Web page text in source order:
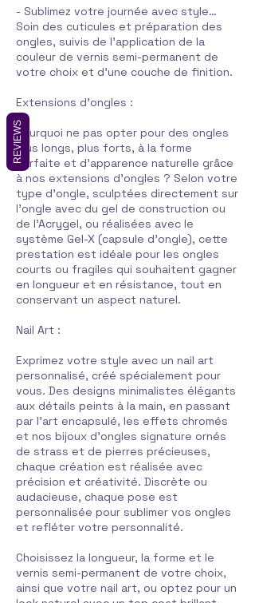
- Sublimez votre journée avec style…
Soin des cuticules et préparation des
ongles, suivis de l'application de la
couleur de vernis semi-permanent de
votre choix et d'une couche de finition.
Extensions d'ongles :
Pourquoi ne pas opter pour des ongles
plus longs, plus forts, à la forme
parfaite et d'apparence naturelle grâce
à nos extensions d'ongles ? Selon votre
type d'ongle, sculptées directement sur
l'ongle avec du gel de construction ou
de l'Acrygel, ou réalisées avec le
système Gel-X (capsule d'ongle), cette
prestation est idéale pour les ongles
courts ou fragiles qui souhaitent gagner
en longueur et en résistance, tout en
conservant un aspect naturel.
Nail Art :
Exprimez votre style avec un nail art
personnalisé, créé spécialement pour
vous. Des designs minimalistes élégants
aux détails peints à la main, en passant
par l'art encapsulé, les effets chromés
et nos bijoux d'ongles signature ornés
de strass et de pierres précieuses,
chaque création est réalisée avec
précision et créativité. Discrète ou
audacieuse, chaque pose est
personnalisée pour sublimer vos ongles
et refléter votre personnalité.
Choisissez la longueur, la forme et le
vernis semi-permanent de votre choix,
ainsi que votre nail art, ou optez pour un
REVIEWS